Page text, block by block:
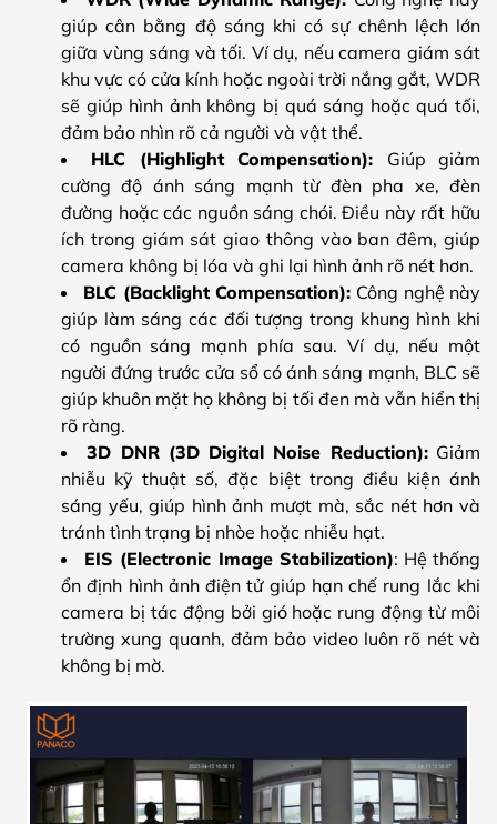
giúp cân bằng độ sáng khi có sự chênh lệch lớn
giữa vùng sáng và tối. Ví dụ, nếu camera giám sát
khu vực có cửa kính hoặc ngoài trời nắng gắt, WDR
sẽ giúp hình ảnh không bị quá sáng hoặc quá tối,
đảm bảo nhìn rõ cả người và vật thể.
HLC (Highlight Compensation): Giúp giảm
cường độ ánh sáng mạnh từ đèn pha xe, đèn
đường hoặc các nguồn sáng chói. Điều này rất hữu
ích trong giám sát giao thông vào ban đêm, giúp
camera không bị lóa và ghi lại hình ảnh rõ nét hơn.
BLC (Backlight Compensation): Công nghệ này
giúp làm sáng các đối tượng trong khung hình khi
có nguồn sáng mạnh phía sau. Ví dụ, nếu một
người đứng trước cửa sổ có ánh sáng mạnh, BLC sẽ
giúp khuôn mặt họ không bị tối đen mà vẫn hiển thị
rõ ràng.
3D DNR (3D Digital Noise Reduction):Giảm
nhiễu kỹ thuật số, đặc biệt trong điều kiện ánh
sáng yếu, giúp hình ảnh mượt mà, sắc nét hơn và
tránh tình trạng bị nhòe hoặc nhiễu hạt.
EIS (Electronic Image Stabilization): Hệ thống
ổn định hình ảnh điện tử giúp hạn chế rung lắc khi
camera bị tác động bởi gió hoặc rung động từ môi
trường xung quanh, đảm bảo video luôn rõ nét và
không bị mờ.